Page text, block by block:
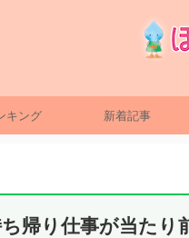
キング 新着記事
帰り仕事が当たり